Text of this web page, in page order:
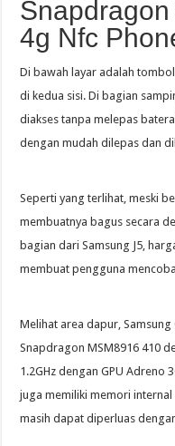
4g Nfc
Di bawah layar adalah
di kedua sisi. Di bagian
diakses tanpa melepas
dengan mudah dilepas dan
Seperti yang terlihat, meski
membuatnya bagus secara
bagian dari Samsung J5,
membuat pengguna
Melihat area dapur, Samsung
Snapdragon MSM8916 410
1.2GHz dengan GPU Adreno
juga memiliki memori internal
masih dapat diperluas